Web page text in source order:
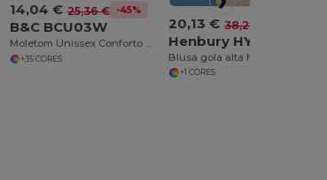
14,04 € 25,36 € -45%
B&C BCU03W
Moletom Unissex Conforto Urbano BCU03W
+35 CORES
20,13 € 38,20 €
Henbury HY727
Blusa gola alta homem
+1 CORES